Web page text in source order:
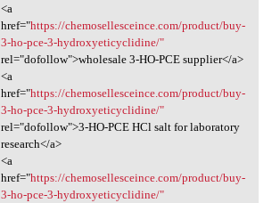
<a
href="https://chemosellesceince.com/product/buy-
3-ho-pce-3-hydroxyeticyclidine/"
rel="dofollow">wholesale 3-HO-PCE supplier</a>
<a
href="https://chemosellesceince.com/product/buy-
3-ho-pce-3-hydroxyeticyclidine/"
rel="dofollow">3-HO-PCE HCl salt for laboratory
research</a>
<a
href="https://chemosellesceince.com/product/buy-
3-ho-pce-3-hydroxyeticyclidine/"